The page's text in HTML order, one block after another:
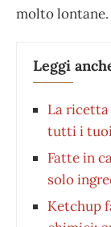
molto lontane.
Leggi
La
tutti i
Fatte in
solo
Ketchup